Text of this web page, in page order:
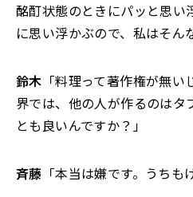
酩酊状態のときにパッと思い
に思い浮かぶので、私はそん
鈴木 「料理って著作権が無
界では、他の人が作るのは
とも良いんですか？」
斉藤 「本当は嫌です。うちも